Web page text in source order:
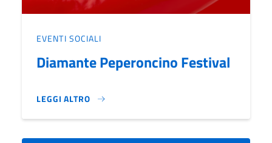
EVENTI SOCIALI
Diamante Peperoncino Festival
LEGGI ALTRO
DIAMANTE PEPERONCINO FESTIVAL}